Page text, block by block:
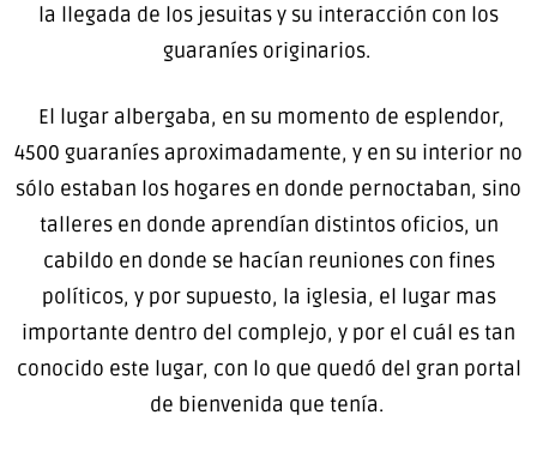
la llegada de los jesuitas y su interacción con los
guaraníes originarios.
El lugar albergaba, en su momento de esplendor,
4500 guaraníes aproximadamente, y en su interior no
sólo estaban los hogares en donde pernoctaban, sino
talleres en donde aprendían distintos oficios, un
cabildo en donde se hacían reuniones con fines
políticos, y por supuesto, la iglesia, el lugar mas
importante dentro del complejo, y por el cuál es tan
conocido este lugar, con lo que quedó del gran portal
de bienvenida que tenía.